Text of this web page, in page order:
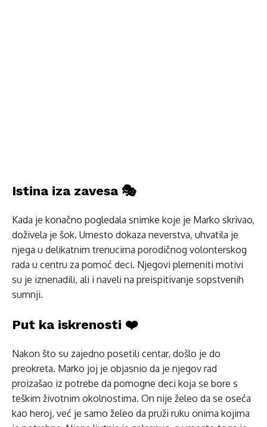
Istina iza zavesa 🎭
Kada je konačno pogledala snimke koje je Marko skrivao,
doživela je šok. Umesto dokaza neverstva, uhvatila je
njega u delikatnim trenucima porodičnog volonterskog
rada u centru za pomoć deci. Njegovi plemeniti motivi
su je iznenadili, ali i naveli na preispitivanje sopstvenih
sumnji.
Put ka iskrenosti ❤️
Nakon što su zajedno posetili centar, došlo je do
preokreta. Marko joj je objasnio da je njegov rad
proizašao iz potrebe da pomogne deci koja se bore s
teškim životnim okolnostima. On nije želeo da se oseća
kao heroj, već je samo želeo da pruži ruku onima kojima